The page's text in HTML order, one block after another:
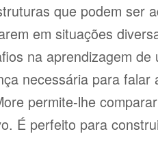
que podem ser
em situações
na aprendizagem
necessária para
permite-lhe
É perfeito para